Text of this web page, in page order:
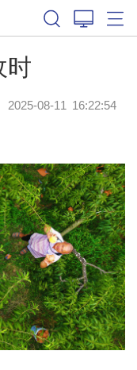
时
2025-08-11 16:22:54